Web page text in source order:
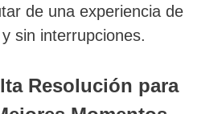
de una experiencia de
sin interrupciones.
Resolución para